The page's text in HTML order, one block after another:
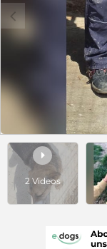
c

2 Videos